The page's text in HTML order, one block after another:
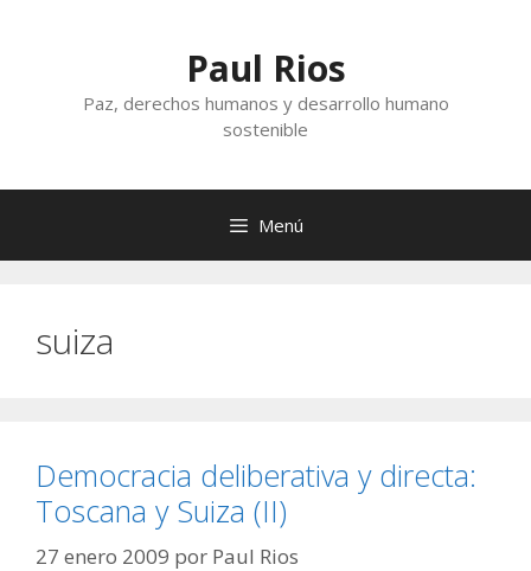
Paul Rios
Paz, derechos humanos y desarrollo humano
sostenible
Menú
suiza
Democracia deliberativa y directa:
Toscana y Suiza (II)
27 enero 2009 por Paul Rios